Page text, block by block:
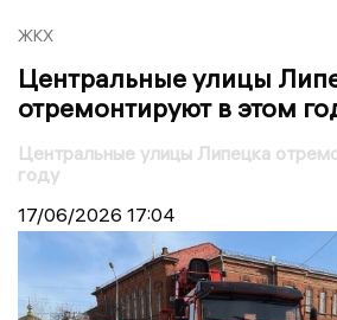
ЖКХ
Центральные улицы
отремонтируют в этом
Центральные улицы Липецка
году
17/06/2026 17:04